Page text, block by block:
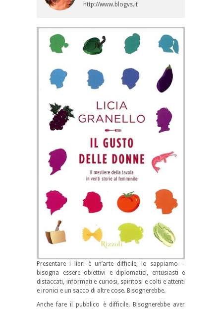
http://www.blogvs.it
Presentare i libri è un’arte difficile, lo sappiamo –
bisogna essere obiettivi e diplomatici, entusiasti e
distaccati, informati e curiosi, spiritosi e colti e attenti
e ironici e un sacco di altre cose. Bisognerebbe.
Anche fare il pubblico è difficile. Bisognerebbe aver